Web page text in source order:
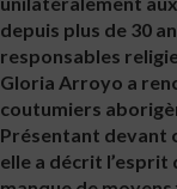
depuis plus de 30
responsables
Gloria Arroyo a
coutumiers
Présentant devant
elle a décrit